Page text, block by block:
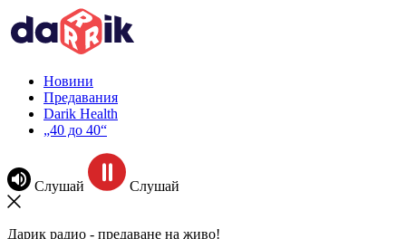
Новини
Предавания
Darik Health
„40 до 40“
Слушай Слушай
Дарик радио - предаване на живо!